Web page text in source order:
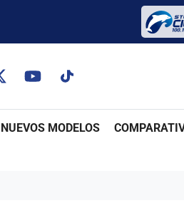
NUEVOS MODELOS